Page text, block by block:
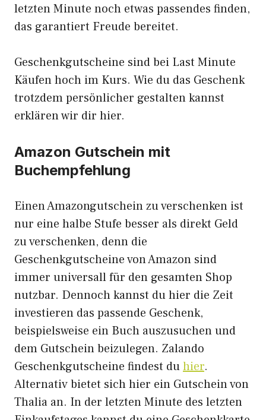
letzten Minute noch etwas passendes finden,
das garantiert Freude bereitet.
Geschenkgutscheine sind bei Last Minute
Käufen hoch im Kurs. Wie du das Geschenk
trotzdem persönlicher gestalten kannst
erklären wir dir hier.
Amazon Gutschein mit
Buchempfehlung
Einen Amazongutschein zu verschenken ist
nur eine halbe Stufe besser als direkt Geld
zu verschenken, denn die
Geschenkgutscheine von Amazon sind
immer universall für den gesamten Shop
nutzbar. Dennoch kannst du hier die Zeit
investieren das passende Geschenk,
beispielsweise ein Buch auszusuchen und
dem Gutschein beizulegen. Zalando
Geschenkgutscheine findest duhier.
Alternativ bietet sich hier ein Gutschein von
Thalia an. In der letzten Minute des letzten